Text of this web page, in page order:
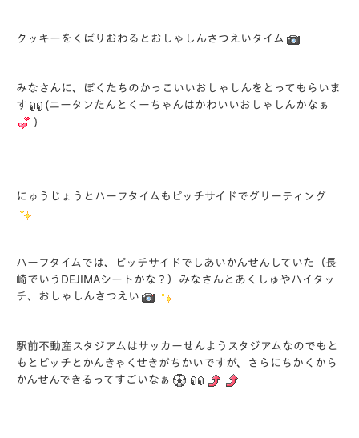
クッキーをくばりおわるとおしゃしんさつえいタイム
みなさんに、ぼくたちのかっこいいおしゃしんをとってもらいま
す
(ニータンたんとくーちゃんはかわいいおしゃしんかなぁ
)
にゅうじょうとハーフタイムもピッチサイドでグリーティング
ハーフタイムでは、ピッチサイドでしあいかんせんしていた（長
崎でいうDEJIMAシートかな？）みなさんとあくしゅやハイタッ
チ、おしゃしんさつえい
駅前不動産スタジアムはサッカーせんようスタジアムなのでもと
もとピッチとかんきゃくせきがちかいですが、さらにちかくから
かんせんできるってすごいなぁ